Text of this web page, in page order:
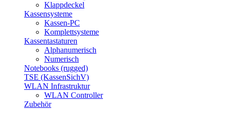
Klappdeckel
Kassensysteme
Kassen-PC
Komplettsysteme
Kassentastaturen
Alphanumerisch
Numerisch
Notebooks (rugged)
TSE (KassenSichV)
WLAN Infrastruktur
WLAN Controller
Zubehör